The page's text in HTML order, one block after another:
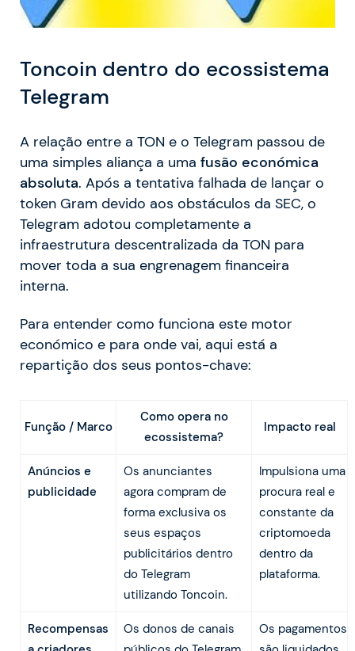
Toncoin dentro do ecossistema
Telegram
A relação entre a TON e o Telegram passou de
uma simples aliança a uma fusão económica
absoluta. Após a tentativa falhada de lançar o
token Gram devido aos obstáculos da SEC, o
Telegram adotou completamente a
infraestrutura descentralizada da TON para
mover toda a sua engrenagem financeira
interna.
Para entender como funciona este motor
económico e para onde vai, aqui está a
repartição dos seus pontos-chave:
Função / Marco
Como opera no
ecossistema?
Impacto real
Anúncios e
publicidade
Os anunciantes
agora compram de
forma exclusiva os
seus espaços
publicitários dentro
do Telegram
utilizando Toncoin.
Impulsiona uma
procura real e
constante da
criptomoeda
dentro da
plataforma.
Recompensas
Os donos de canais
Os pagamentos